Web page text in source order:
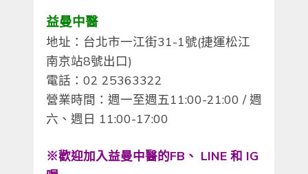
益曼中醫
地址：台北市一江街31-1號(捷運松江
南京站8號出口)
電話：02 25363322
營業時間：週一至週五11:00-21:00 / 週
六、週日 11:00-17:00
※歡迎加入益曼中醫的FB、 LINE 和 IG